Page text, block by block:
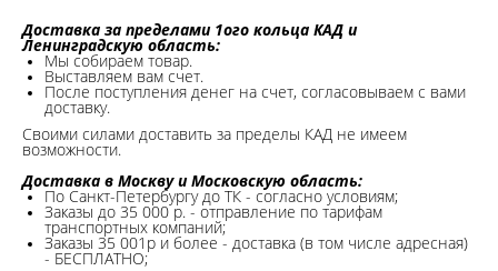
Доставка за пределами 1ого кольца КАД и
Ленинградскую область:
Мы собираем товар.
Выставляем вам счет.
После поступления денег на счет, согласовываем с вами
доставку.
Своими силами доставить за пределы КАД не имеем
возможности.​
Доставка в Москву и Московскую область:
По Санкт-Петербургу до ТК - согласно условиям;
Заказы до 35 000 р. - отправление по тарифам
транспортных компаний;
Заказы 35 001р и более - доставка (в том числе адресная)
- БЕСПЛАТНО;